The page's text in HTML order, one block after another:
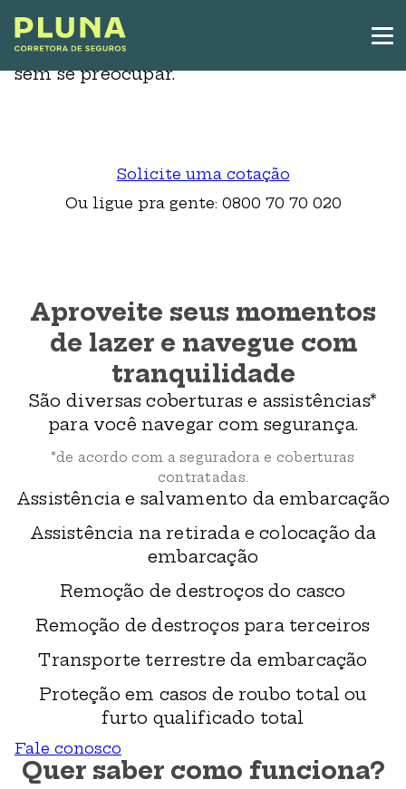
Seguro Embarcações
Seja no lago ou em alto-mar, navegue
sem se preocupar.
Solicite uma cotação
Ou ligue pra gente: 0800 70 70 020
Aproveite seus momentos
de lazer e navegue com
tranquilidade
São diversas coberturas e assistências*
para você navegar com segurança.
*de acordo com a seguradora e coberturas
contratadas.
Assistência e salvamento da embarcação
Assistência na retirada e colocação da
embarcação
Remoção de destroços do casco
Remoção de destroços para terceiros
Transporte terrestre da embarcação
Proteção em casos de roubo total ou
furto qualificado total
Fale conosco
Quer saber como funciona?